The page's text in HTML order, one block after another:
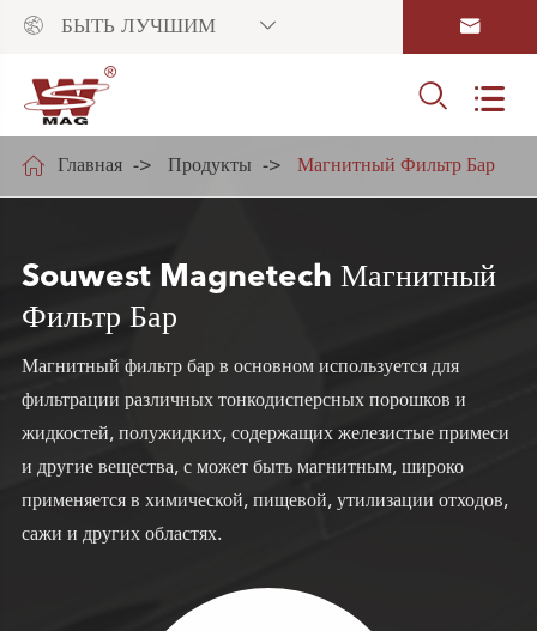
 БЫТЬ ЛУЧШИМ  
 
 Главная Продукты Магнитный Фильтр Бар
Souwest Magnetech Магнитный
Фильтр Бар
Магнитный фильтр бар в основном используется для
фильтрации различных тонкодисперсных порошков и
жидкостей, полужидких, содержащих железистые примеси
и другие вещества, с может быть магнитным, широко
применяется в химической, пищевой, утилизации отходов,
сажи и других областях.